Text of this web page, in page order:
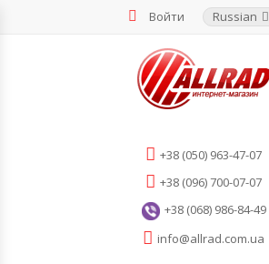
Войти Russian
+38 (050) 963-47-07
+38 (096) 700-07-07
+38 (068) 986-84-49
info@allrad.com.ua